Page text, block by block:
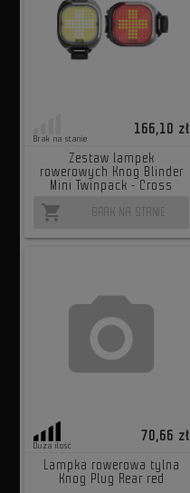
Brak na stanie
166,10 zł
Zestaw lampek
rowerowych Knog Blinder
Mini Twinpack - Cross
shopping_cart BRAK NA STANIE
Duża ilość
70,66 zł
Lampka rowerowa tylna
Knog Plug Rear red